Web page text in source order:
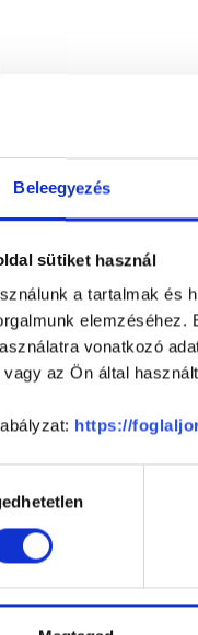
Beleegyezés
sütiket használ
a tartalmak és
vonatkozó
az Ön által
https://